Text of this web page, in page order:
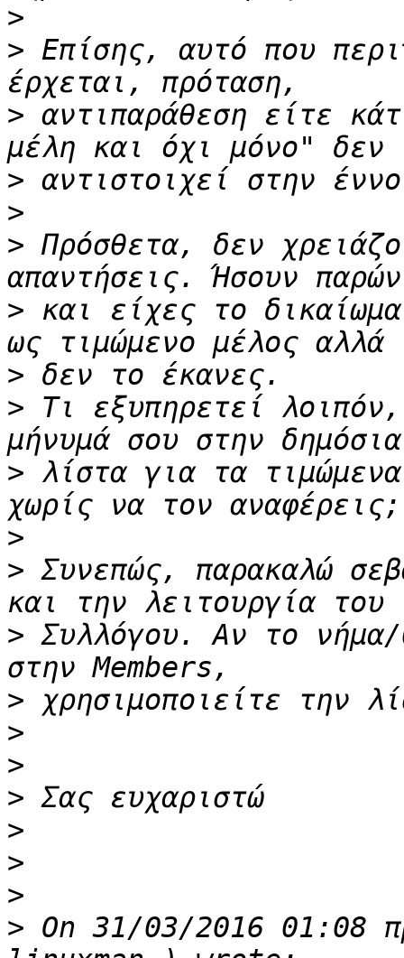
>
> Επίσης, αυτό που
> αντιπαράθεση είτε
>
>
> Πρόσθετα, δεν
> και είχες το
>
> Τι εξυπηρετεί
> λίστα για τα
>
> Συνεπώς, παρακαλώ
> Συλλόγου. Αν το νήμα/
>
>
>
>
>
>
>
> On 31/03/2016 01:08